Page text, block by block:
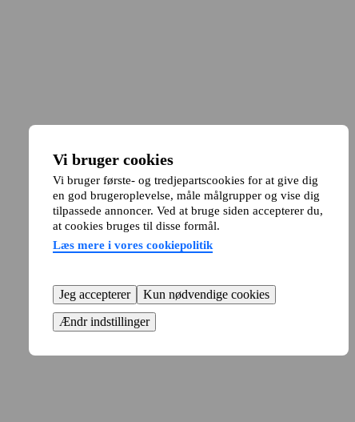
Vi bruger cookies
Vi bruger første- og tredjepartscookies for at give dig
en god brugeroplevelse, måle målgrupper og vise dig
tilpassede annoncer. Ved at bruge siden accepterer du,
at cookies bruges til disse formål.
Læs mere i vores cookiepolitik
Jeg accepterer
Kun nødvendige cookies
Ændr indstillinger